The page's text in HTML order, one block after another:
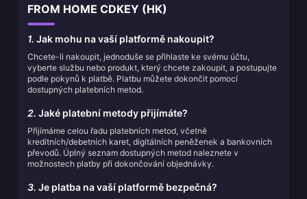
FROM HOME CDKEY (HK)
1. Jak mohu na vaší platformě nakoupit?
Chcete-li nakoupit, jednoduše se přihlaste ke svému účtu,
vyberte službu nebo produkt, který chcete zakoupit, a postupujte
podle pokynů k platbě. Platbu můžete dokončit pomocí
dostupných platebních metod.
2. Jaké platební metody přijímáte?
Přijímáme celou řadu platebních metod, včetně
kreditních/debetních karet, digitálních peněženek a bankovních
převodů. Úplný seznam dostupných metod naleznete v
možnostech platby při dokončování objednávky.
3. Je platba na vaší platformě bezpečná?